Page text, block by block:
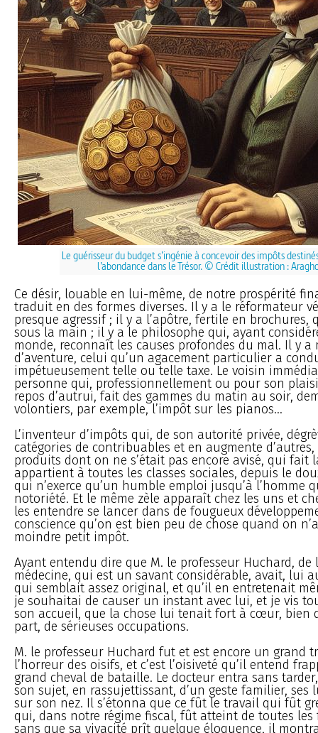
Le guérisseur du budget s’ingénie à concevoir des impôts
l’abondance dans le Trésor. © Crédit illustration :
Ce désir, louable en lui-même, de notre prospérité
traduit en des formes diverses. Il y a le réformateur
presque agressif ; il y a l’apôtre, fertile en brochures,
sous la main ; il y a le philosophe qui, ayant
monde, reconnaît les causes profondes du mal. Il y a
d’aventure, celui qu’un agacement particulier a
impétueusement telle ou telle taxe. Le voisin
personne qui, professionnellement ou pour son
repos d’autrui, fait des gammes du matin au soir,
volontiers, par exemple, l’impôt sur les pianos...
L’inventeur d’impôts qui, de son autorité privée,
catégories de contribuables et en augmente
produits dont on ne s’était pas encore avisé, qui fait
appartient à toutes les classes sociales, depuis le
qui n’exerce qu’un humble emploi jusqu’à l’homme
notoriété. Et le même zèle apparaît chez les uns et
les entendre se lancer dans de fougueux
conscience qu’on est bien peu de chose quand on
moindre petit impôt.
Ayant entendu dire que M. le professeur Huchard, de
médecine, qui est un savant considérable, avait, lui
qui semblait assez original, et qu’il en entretenait
je souhaitai de causer un instant avec lui, et je vis
son accueil, que la chose lui tenait fort à cœur, bien
part, de sérieuses occupations.
M. le professeur Huchard fut et est encore un grand
l’horreur des oisifs, et c’est l’oisiveté qu’il entend
grand cheval de bataille. Le docteur entra sans
son sujet, en rassujettissant, d’un geste familier, ses
sur son nez. Il s’étonna que ce fût le travail qui fût
qui, dans notre régime fiscal, fût atteint de toutes les
sans que sa vivacité prît quelque éloquence, il